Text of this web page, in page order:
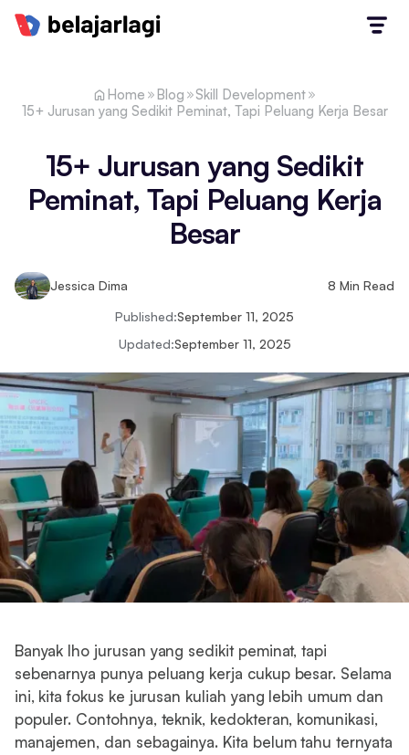
Home Blog
Skill Development
15+ Jurusan yang Sedikit Peminat, Tapi Peluang Kerja Besar
15+ Jurusan yang Sedikit
Peminat, Tapi Peluang Kerja
Besar
Jessica Dima 8 Min Read
Published:September 11, 2025
Updated:September 11, 2025
Banyak lho jurusan yang sedikit peminat, tapi
sebenarnya punya peluang kerja cukup besar. Selama
ini, kita fokus ke jurusan kuliah yang lebih umum dan
populer. Contohnya, teknik, kedokteran, komunikasi,
manajemen, dan sebagainya. Kita belum tahu ternyata